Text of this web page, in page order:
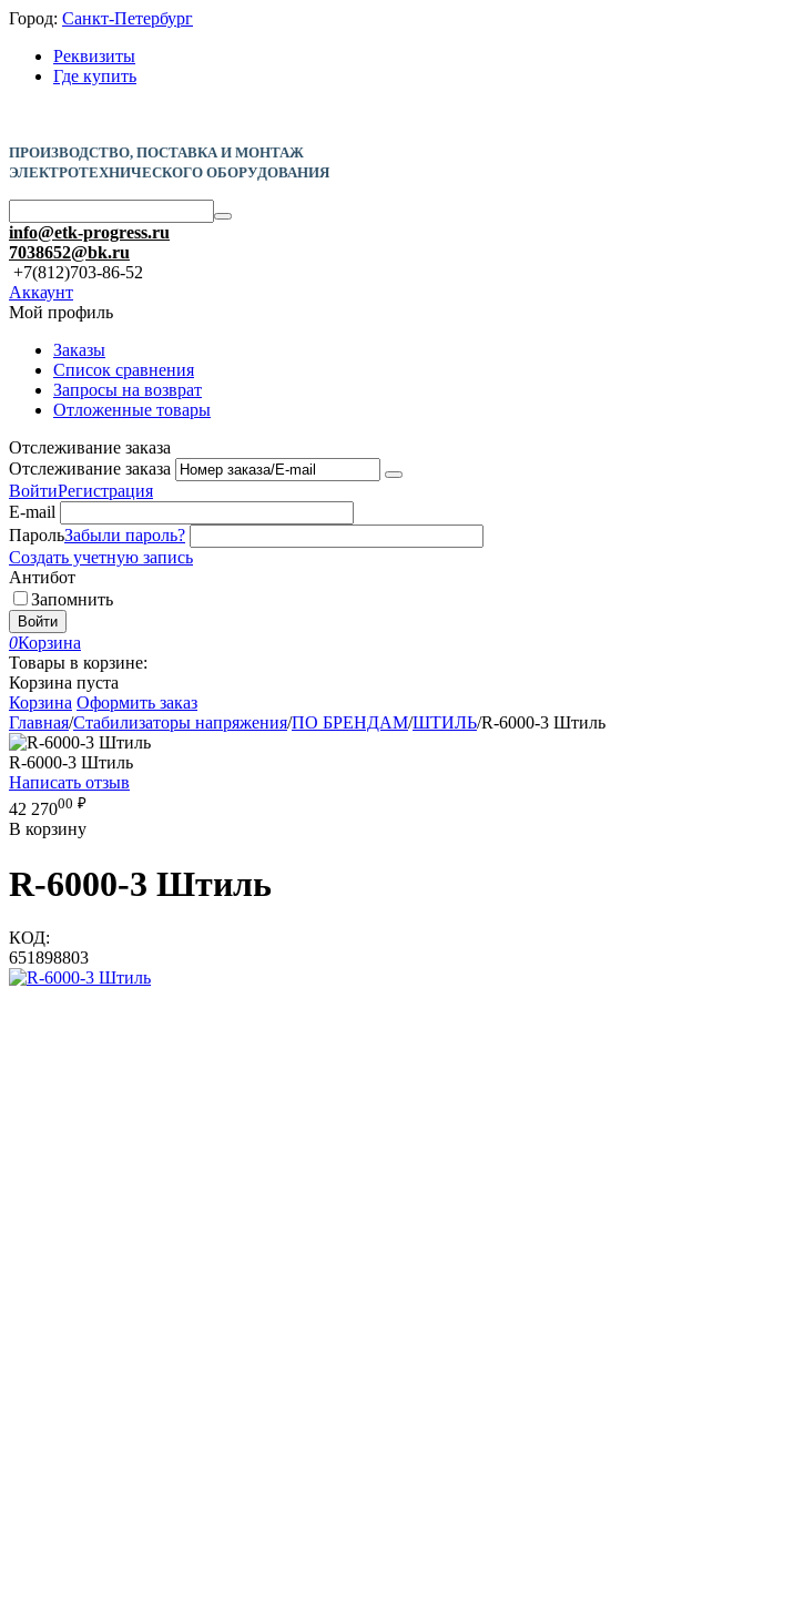
Город: Санкт-Петербург
Реквизиты
Где купить
ПРОИЗВОДСТВО, ПОСТАВКА И МОНТАЖ
ЭЛЕКТРОТЕХНИЧЕСКОГО ОБОРУДОВАНИЯ
info@etk-progress.ru
7038652@bk.ru
+7(812)703-86-52
Аккаунт
Мой профиль
Заказы
Список сравнения
Запросы на возврат
Отложенные товары
Отслеживание заказа
Отслеживание заказа
ВойтиРегистрация
E-mail
ПарольЗабыли пароль?
Создать учетную запись
Антибот
Запомнить
Войти
0Корзина
Товары в корзине:
Корзина пуста
Корзина Оформить заказ
Главная/Стабилизаторы напряжения/ПО БРЕНДАМ/ШТИЛЬ/R-6000-3 Штиль
R-6000-3 Штиль
Написать отзыв
42 27000 ₽
В корзину
R-6000-3 Штиль
КОД:
651898803